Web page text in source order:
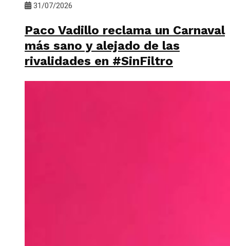
31/07/2026
Paco Vadillo reclama un Carnaval
más sano y alejado de las
rivalidades en #SinFiltro